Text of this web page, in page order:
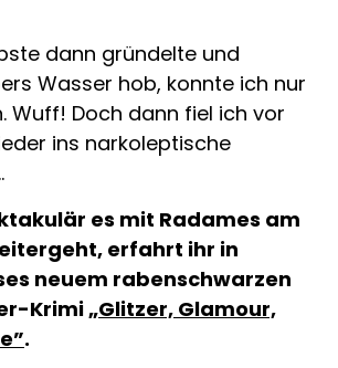
dann gründelte und
Wasser hob, konnte ich nur
Wuff! Doch dann fiel ich vor
ins narkoleptische
es mit Radames am
erfahrt ihr in
neuem rabenschwarzen
Krimi „Glitzer, Glamour,
.